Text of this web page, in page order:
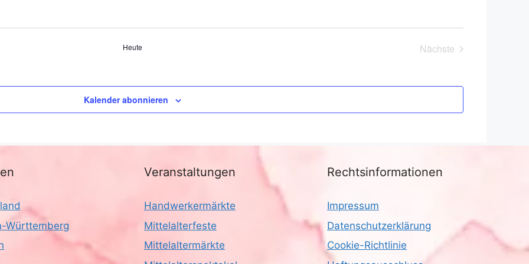
Heute
Nächste
Kalender abonnieren
Württemberg
Veranstaltungen
Handwerkermärkte
Mittelalterfeste
Mittelaltermärkte
Rechtsinformationen
Impressum
Datenschutzerklärung
Cookie-Richtlinie